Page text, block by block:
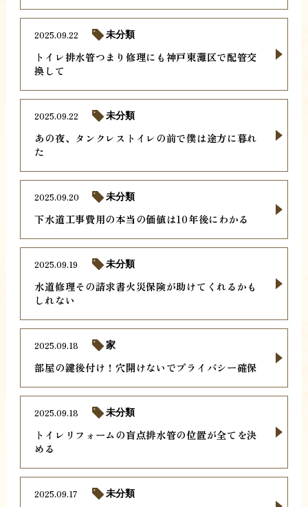
トイレ排水管つまり修理にも神戸東灘区で配管交
換して
2025.09.22 未分類
あの夜、タンクレストイレの前で僕は途方に暮れ
た
2025.09.22 未分類
下水道工事費用の本当の価値は10年後にわかる
2025.09.20 未分類
水道修理その請求書火災保険が助けてくれるかも
しれない
2025.09.19 未分類
部屋の鍵後付け！穴開けないでプライバシー確保
2025.09.18 家
トイレリフォームの盲点排水管の位置が全てを決
める
2025.09.18 未分類
2025.09.17 未分類